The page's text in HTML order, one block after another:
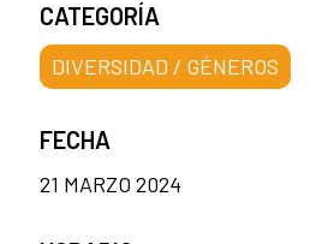
CATEGORÍA
DIVERSIDAD / GÉNEROS
FECHA
21 MARZO 2024